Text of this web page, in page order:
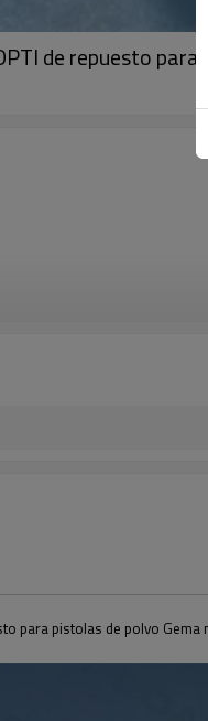
de repuesto
para pistolas de polvo